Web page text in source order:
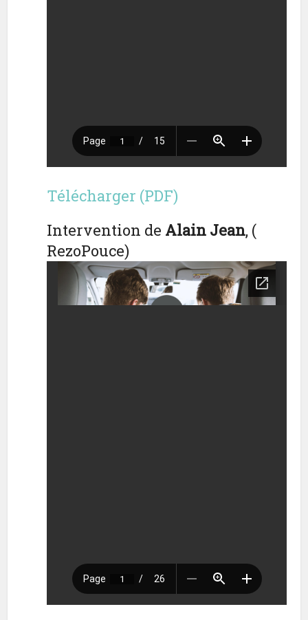
Télécharger (PDF)
Intervention de Alain Jean, (
RezoPouce)